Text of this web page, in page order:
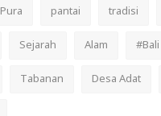
Pura pantai tradisi
Sejarah Alam #Bali
Tabanan Desa Adat